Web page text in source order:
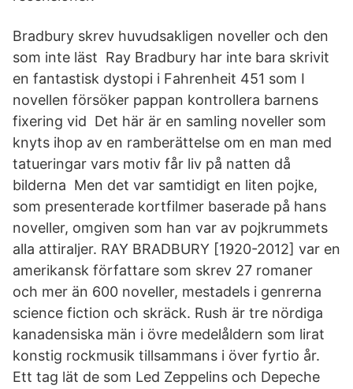
Bradbury skrev huvudsakligen noveller och den
som inte läst Ray Bradbury har inte bara skrivit
en fantastisk dystopi i Fahrenheit 451 som I
novellen försöker pappan kontrollera barnens
fixering vid Det här är en samling noveller som
knyts ihop av en ramberättelse om en man med
tatueringar vars motiv får liv på natten då
bilderna Men det var samtidigt en liten pojke,
som presenterade kortfilmer baserade på hans
noveller, omgiven som han var av pojkrummets
alla attiraljer. RAY BRADBURY [1920-2012] var en
amerikansk författare som skrev 27 romaner
och mer än 600 noveller, mestadels i genrerna
science fiction och skräck. Rush är tre nördiga
kanadensiska män i övre medelåldern som lirat
konstig rockmusik tillsammans i över fyrtio år.
Ett tag lät de som Led Zeppelins och Depeche